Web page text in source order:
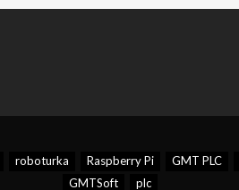
roboturka Raspberry Pi GMT PLC
GMTSoft
plc